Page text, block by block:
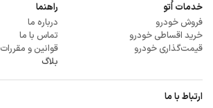
خدمات اُتو
فروش خودرو
خرید اقساطی خودرو
قیمت‌گذاری خودرو
راهنما
درباره ما
تماس با ما
قوانین و مقررات
بلاگ
ارتباط با ما